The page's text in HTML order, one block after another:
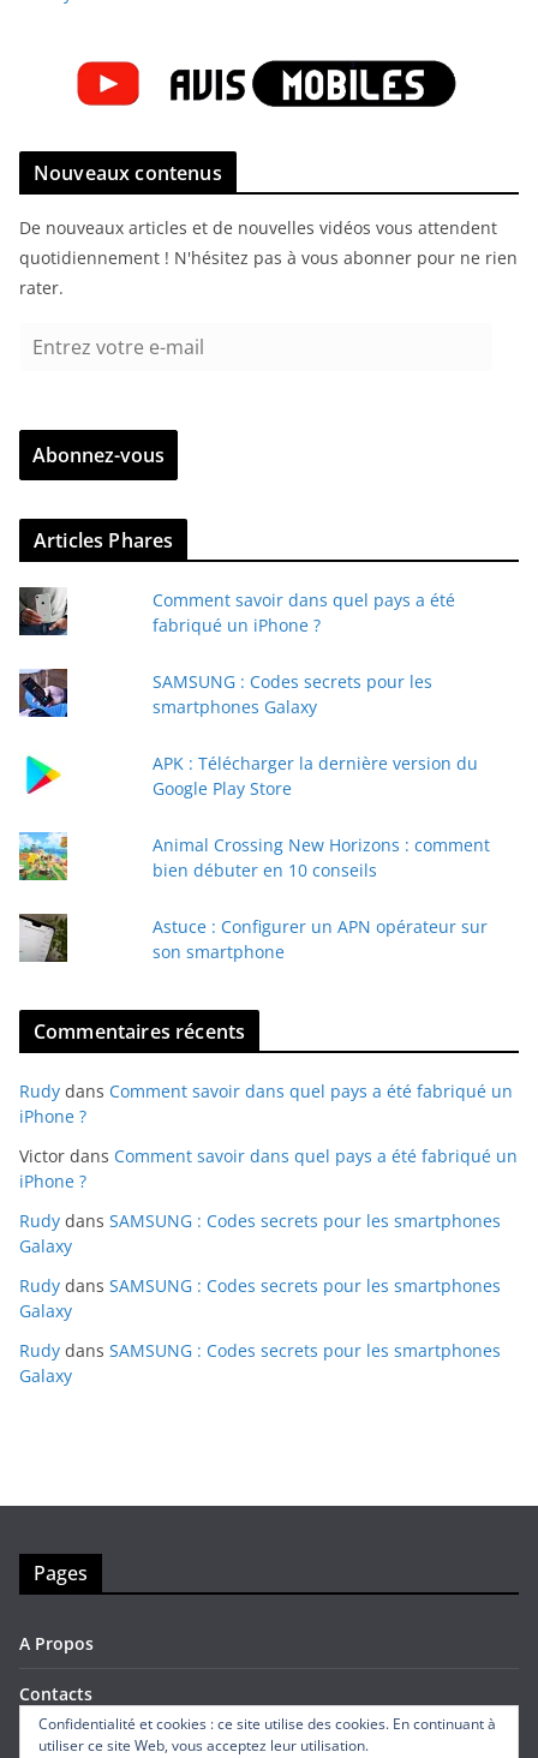
Nouveaux contenus
De nouveaux articles et de nouvelles vidéos vous attendent
quotidiennement ! N'hésitez pas à vous abonner pour ne rien
rater.
r
z
v
r
e
e
a
Abonnez-vous
Articles Phares
Comment savoir dans quel pays a été
fabriqué un iPhone ?
SAMSUNG : Codes secrets pour les
smartphones Galaxy
APK : Télécharger la dernière version du
Google Play Store
Animal Crossing New Horizons : comment
bien débuter en 10 conseils
Astuce : Configurer un APN opérateur sur
son smartphone
Commentaires récents
Rudy dans Comment savoir dans quel pays a été fabriqué un
iPhone ?
Victor dans Comment savoir dans quel pays a été fabriqué un
iPhone ?
Rudy dans SAMSUNG : Codes secrets pour les smartphones
Galaxy
Rudy dans SAMSUNG : Codes secrets pour les smartphones
Galaxy
Rudy dans SAMSUNG : Codes secrets pour les smartphones
Galaxy
Pages
A Propos
Contacts
Confidentialité et cookies : ce site utilise des cookies. En continuant à
utiliser ce site Web, vous acceptez leur utilisation.